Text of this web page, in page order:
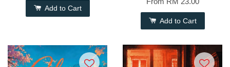
Add to Cart
Add to Cart